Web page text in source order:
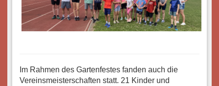
Im Rahmen des Gartenfestes fanden auch die
Vereinsmeisterschaften statt. 21 Kinder und